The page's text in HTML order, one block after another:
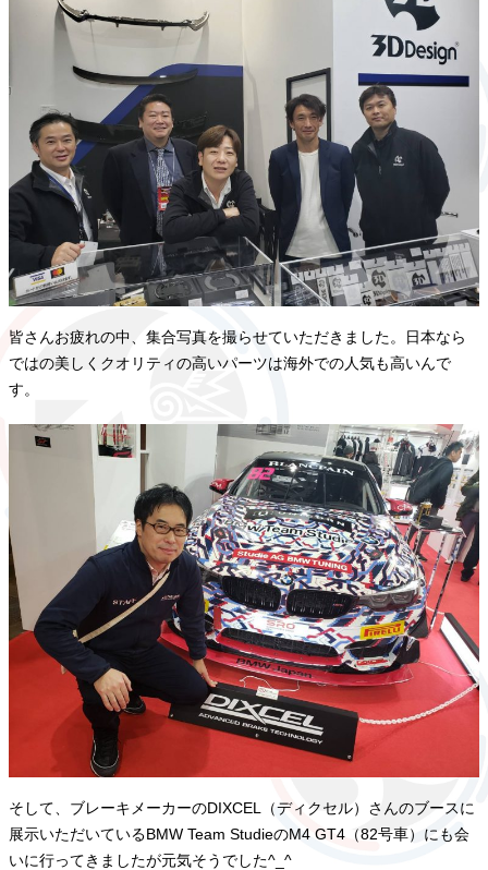
皆さんお疲れの中、集合写真を撮らせていただきました。日本なら
ではの美しくクオリティの高いパーツは海外での人気も高いんで
す。
そして、ブレーキメーカーのDIXCEL（ディクセル）さんのブースに
展示いただいているBMW Team StudieのM4 GT4（82号車）にも会
いに行ってきましたが元気そうでした^_^